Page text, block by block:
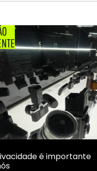
é importante